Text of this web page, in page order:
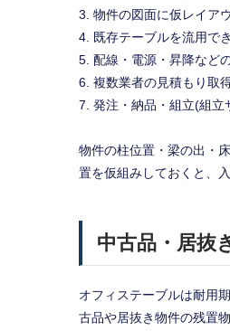
物件の図面に仮レイア
既存テーブルを流用で
配線・電源・昇降など
複数業者の見積もり取
発注・納品・組立(組立
物件の柱位置・梁の出・
置を仮組みしておくと、
中古品・居抜
オフィステーブルは耐用
古品や居抜き物件の残置